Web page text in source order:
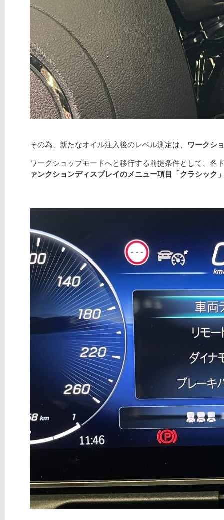
その為、新たなオイル注入後のレベル測定は、 ワークシ
ワークショップモードへと移行する前提条件として、各
ァンクションディスプレイのメニュー項目「クラシック